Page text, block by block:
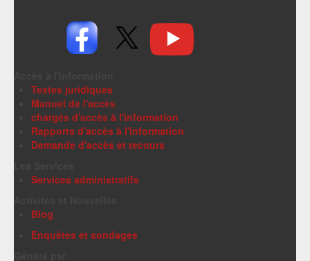
Textes juridiques
Manuel de l'accès
chargés d'accès à l'information
Rapports d'accès à l'information
Demande d'accès et recours
Services administratifs
Blog
Enquêtes et sondages